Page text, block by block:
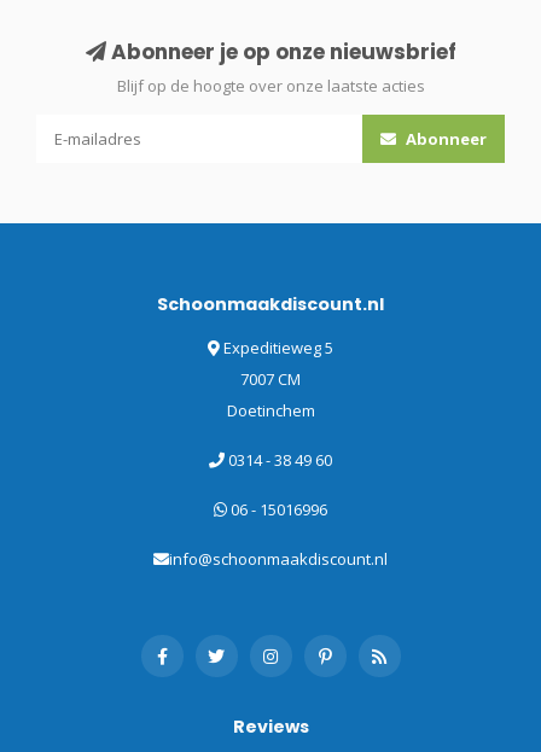
Abonneer je op onze nieuwsbrief
Blijf op de hoogte over onze laatste acties
Abonneer
Schoonmaakdiscount.nl
Expeditieweg 5
7007 CM
Doetinchem
0314 - 38 49 60
06 - 15016996
info@schoonmaakdiscount.nl
Reviews